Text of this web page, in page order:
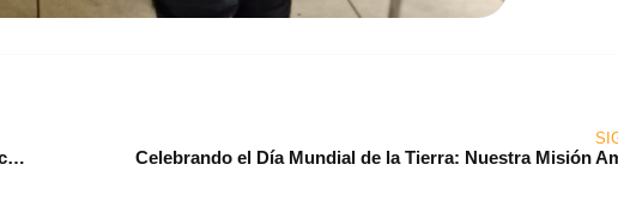
¿Cómo maximizar el rendimiento de los colaboradores invirtiendo en capacitación? Celebrando el Día Mundial de la Tierra: Nuestra Misión